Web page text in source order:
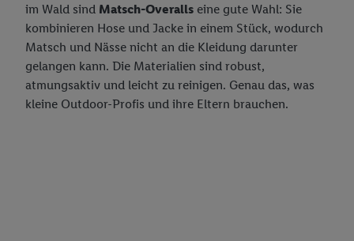
im Wald sind Matsch-Overalls eine gute Wahl: Sie
kombinieren Hose und Jacke in einem Stück, wodurch
Matsch und Nässe nicht an die Kleidung darunter
gelangen kann. Die Materialien sind robust,
atmungsaktiv und leicht zu reinigen. Genau das, was
kleine Outdoor-Profis und ihre Eltern brauchen.